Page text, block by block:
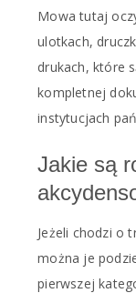
Mowa tutaj
ulotkach,
drukach, które
kompletnej
instytucjach
Jakie są
Jeżeli chodzi o
można je
pierwszej